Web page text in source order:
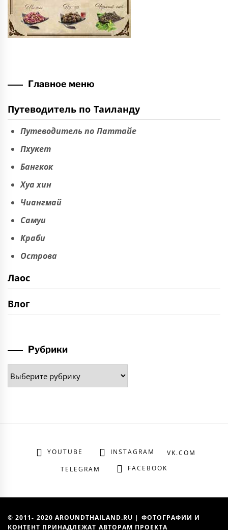
Главное меню
Путеводитель по Таиланду
Путеводитель по Паттайе
Пхукет
Бангкок
Хуа хин
Чиангмай
Самуи
Краби
Острова
Лаос
Влог
Рубрики
Рубрики
YOUTUBE INSTAGRAM
VK.COM
TELEGRAM
FACEBOOK
© 2011- 2020 AROUNDTHAILAND.RU | ФОТОГРАФИИ И
КОНТЕНТ ПРИНАДЛЕЖАТ АВТОРАМ ПРОЕКТА